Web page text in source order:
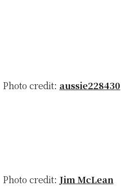
Photo credit: aussie228430
Photo credit: Jim McLean